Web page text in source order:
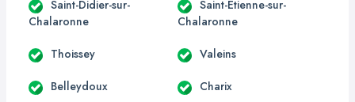
Saint-Didier-sur-
Chalaronne
Saint-Étienne-sur-
Chalaronne
Thoissey Valeins
Belleydoux Charix